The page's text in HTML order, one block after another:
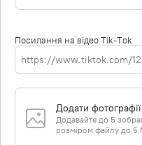
Посилання на відео Tik-Tok
Додати фотографії
Додавайте до 5
розміром файлу до 5